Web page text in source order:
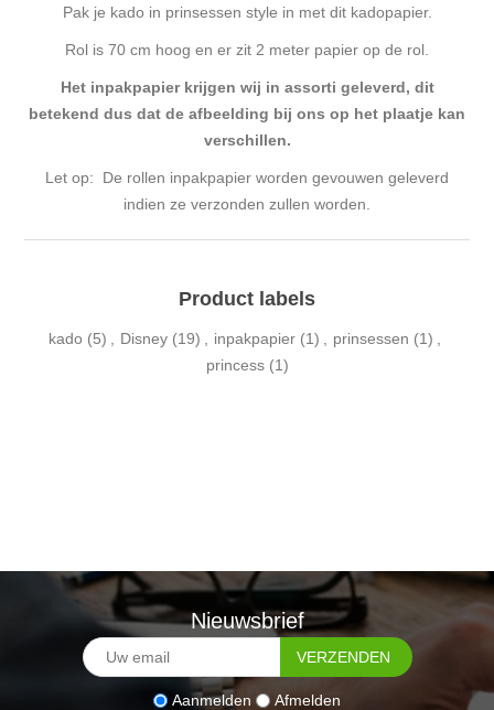
Pak je kado in prinsessen style in met dit kadopapier.
Rol is 70 cm hoog en er zit 2 meter papier op de rol.
Het inpakpapier krijgen wij in assorti geleverd, dit
betekend dus dat de afbeelding bij ons op het plaatje kan
verschillen.
Let op: De rollen inpakpapier worden gevouwen geleverd
indien ze verzonden zullen worden.
Product labels
kado (5) Disney (19) inpakpapier (1) prinsessen (1)
princess (1)
Nieuwsbrief
Aanmelden Afmelden